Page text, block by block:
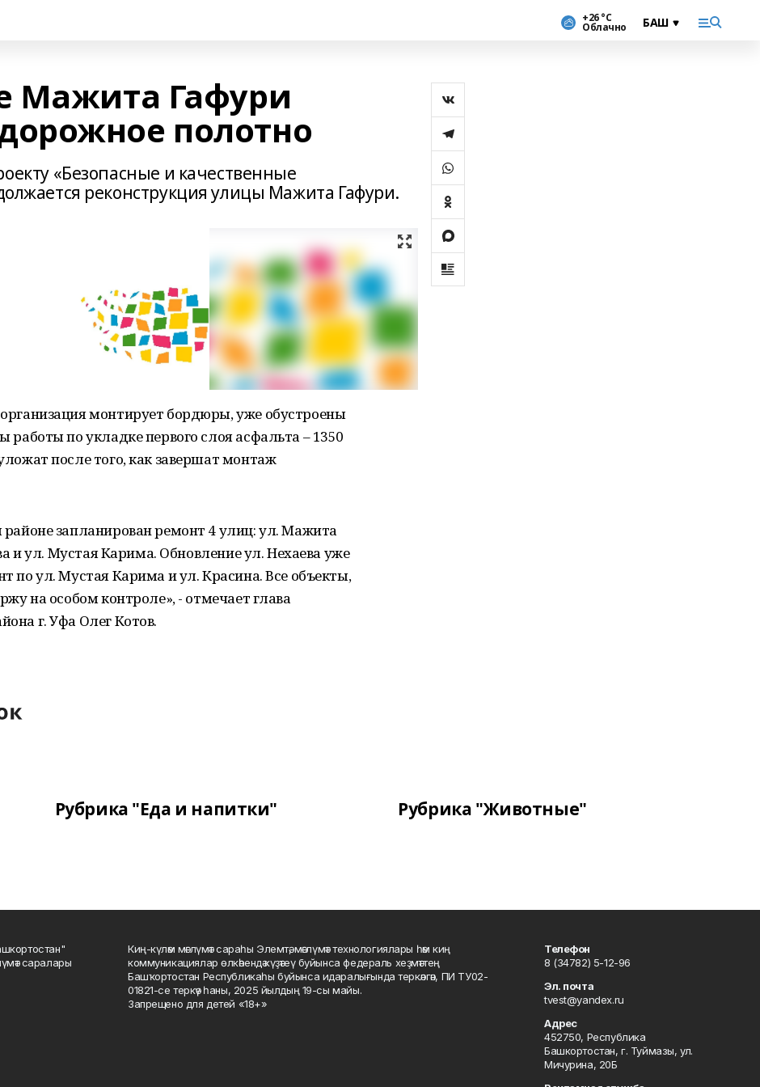
+26 °С
Облачно
Мажита Гафури
полотно
«Безопасные и качественные
реконструкция улицы Мажита Гафури.
монтирует бордюры, уже обустроены
работы по укладке первого слоя асфальта – 1350
после того, как завершат монтаж
запланирован ремонт 4 улиц: ул. Мажита
и ул. Мустая Карима. Обновление ул. Нехаева уже
по ул. Мустая Карима и ул. Красина. Все объекты,
на особом контроле», - отмечает глава
г. Уфа Олег Котов.
Рубрика "Еда и напитки" Рубрика "Животные"
саралары
Киң-күләм мәғлүмәт сараһы Элемтә, мәғлүмәт технологиялары һәм киң
коммуникациялар өлкәһендә күҙәтеү буйынса федераль хеҙмәттең
Башҡортостан Республикаһы буйынса идаралығында теркәлгән, ПИ ТУ02-
01821-се теркәү һаны, 2025 йылдың 19-сы майы.
Запрещено для детей «18+»
Телефон
8 (34782) 5-12-96
Эл. почта
tvest@yandex.ru
Адрес
452750, Республика
Башкортостан, г. Туймазы, ул.
Мичурина, 20Б